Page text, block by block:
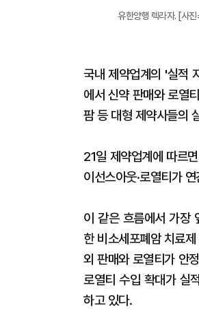
유한양행 렉라자. [사
국내 제약업계의 '실적
에서 신약 판매와 로열
팜 등 대형 제약사들의
21일 제약업계에 따르
이선스아웃·로열티가
이 같은 흐름에서 가장
한 비소세포폐암 치료
외 판매와 로열티가 안
로열티 수입 확대가 실
하고 있다.